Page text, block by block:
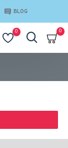
BLOG
0 0